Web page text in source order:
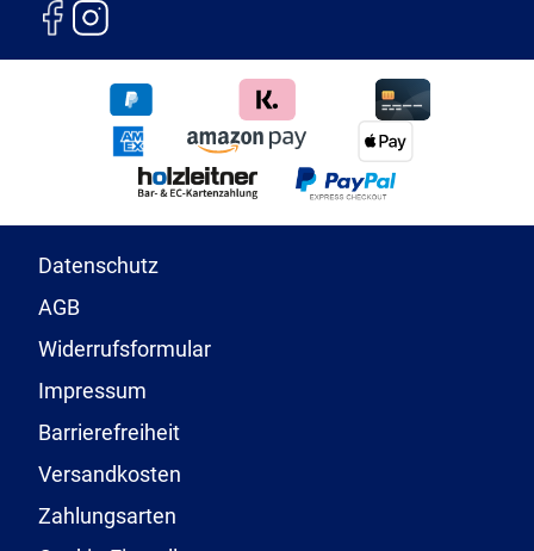
Datenschutz
AGB
Widerrufsformular
Impressum
Barrierefreiheit
Versandkosten
Zahlungsarten